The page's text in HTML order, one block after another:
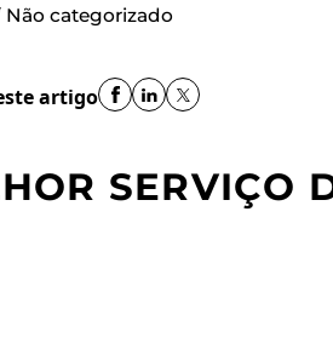
Não categorizado
artigo
SERVIÇO